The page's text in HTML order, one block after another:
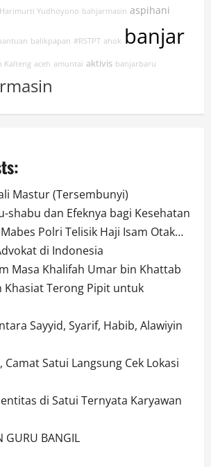
Yudhoyono bahjarmasin aspihani
balikpapan #RSTPT ahok banjar
Kalteng aceh amuntai aktivis banjarbaru
Mastur (Tersembunyi)
shabu dan Efeknya bagi Kesehatan
Polri Telisik Haji Isam Otak…
di Indonesia
Masa Khalifah Umar bin Khattab
Khasiat Terong Pipit untuk
Sayyid, Syarif, Habib, Alawiyin
Satui Langsung Cek Lokasi
di Satui Ternyata Karyawan
GURU BANGIL